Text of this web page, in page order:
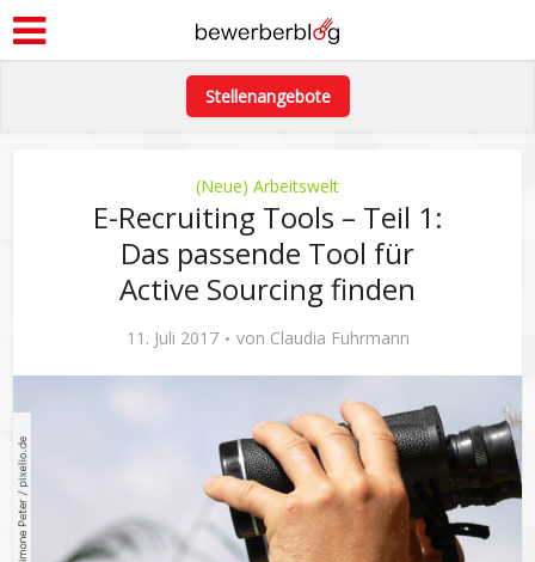
Stellenangebote
(Neue) Arbeitswelt
E-Recruiting Tools – Teil 1:
Das passende Tool für
Active Sourcing finden
11. Juli 2017 von Claudia Fuhrmann